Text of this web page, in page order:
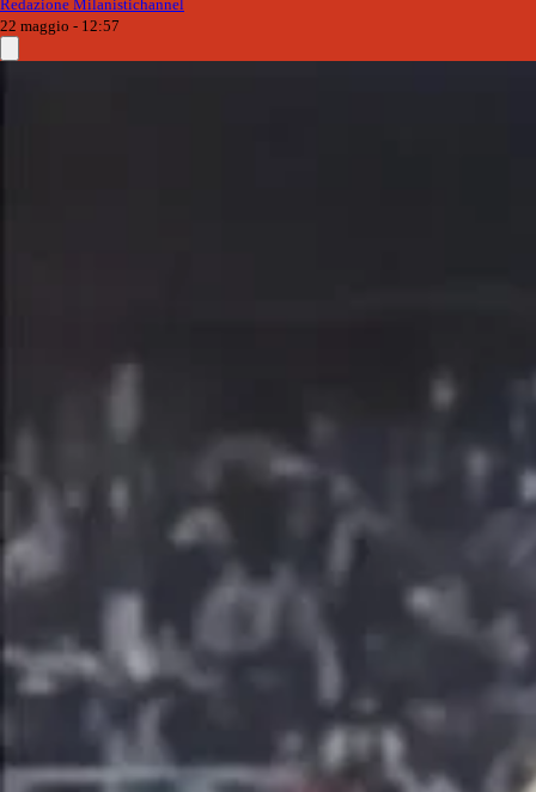
Redazione Milanistichannel
22 maggio - 12:57